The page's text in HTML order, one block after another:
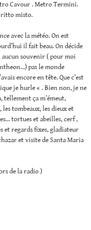
Cavour . Metro Termini.
misto.
avec la météo. On est
il fait beau. On décide
aucun souvenir ( pour moi
pas le monde
encore en tête. Que c’est
je hurle « . Bien non, je ne
tellement ça m’émeut,
les tombeaux, les dieux et
tortues et abeilles, cerf ,
et regards fixes, gladiateur
et visite de Santa Maria
de la radio )